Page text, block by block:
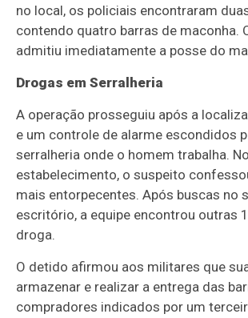
no local, os policiais encontraram
contendo quatro barras de maconha.
admitiu imediatamente a posse do
Drogas em Serralheria
A operação prosseguiu após a
e um controle de alarme escondidos
serralheria onde o homem trabalha.
estabelecimento, o suspeito
mais entorpecentes. Após buscas no
escritório, a equipe encontrou outras
droga.
O detido afirmou aos militares que
armazenar e realizar a entrega das
compradores indicados por um